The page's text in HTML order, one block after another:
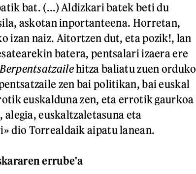
bat. (...) Aldizkari batek beti du
askotan inportanteena. Horretan,
izan naiz. Aitortzen dut, eta pozik!, lan
batera, pentsalari izaera ere
Berpentsatzailehitza baliatu zuen orduko
zen bai politikan, bai euskal
euskalduna zen, eta errotik gaurkoa
alegia, euskaltzaletasuna eta
dio Torrealdaik aipatu lanean.
errube'a